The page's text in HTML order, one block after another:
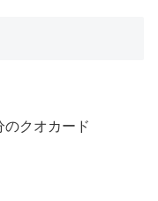
のクオカード